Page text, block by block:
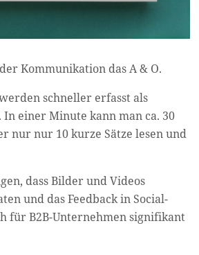
Kommunikation das A & O.
schneller erfasst als
einer Minute kann man ca. 30
nur nur 10 kurze Sätze lesen und
dass Bilder und Videos
und das Feedback in Social-
für B2B-Unternehmen signifikant